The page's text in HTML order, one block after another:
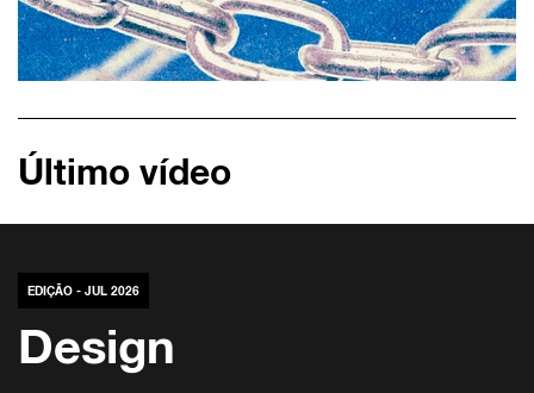
Último vídeo
EDIÇÃO - JUL 2026
Design